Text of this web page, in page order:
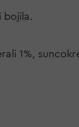
1%,